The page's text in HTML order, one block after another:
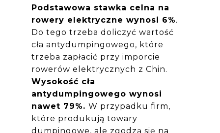
Podstawowa stawka celna na
rowery elektryczne wynosi 6%.
Do tego trzeba doliczyć wartość
cła antydumpingowego, które
trzeba zapłacić przy imporcie
rowerów elektrycznych z Chin.
Wysokość cła
antydumpingowego wynosi
nawet 79%.W przypadku firm,
które produkują towary
dumpingowe, ale zgodzą się na